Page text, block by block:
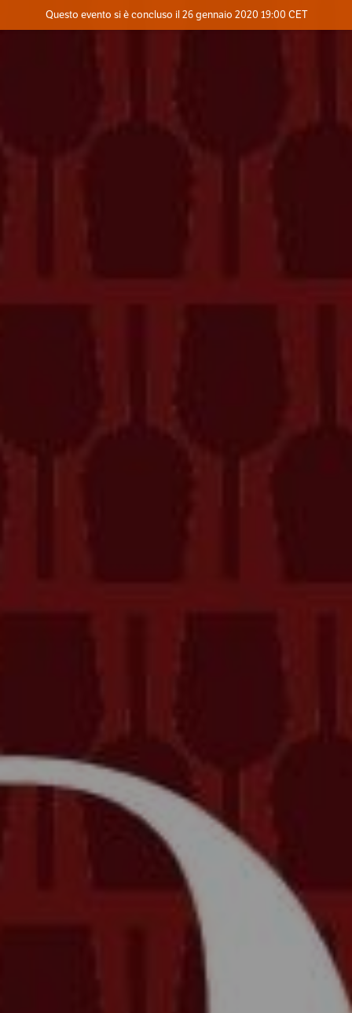
Contatta l'organizzatore
Questo evento si è concluso il 26 gennaio 2020 19:00 CET